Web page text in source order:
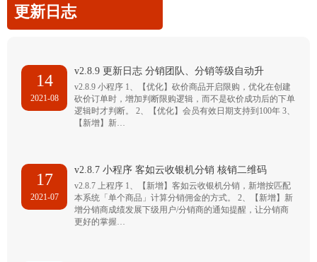
更新日志
14
2021-08
v2.8.9 更新日志 分销团队、分销等级自动升
v2.8.9 小程序 1、【优化】砍价商品开启限购，优化在创建
砍价订单时，增加判断限购逻辑，而不是砍价成功后的下单
逻辑时才判断。 2、【优化】会员有效日期支持到100年 3、
【新增】新…
17
2021-07
v2.8.7 小程序 客如云收银机分销 核销二维码
v2.8.7 上程序 1、【新增】客如云收银机分销，新增按匹配
本系统「单个商品」计算分销佣金的方式。 2、【新增】新
增分销商成绩发展下级用户/分销商的通知提醒，让分销商
更好的掌握…